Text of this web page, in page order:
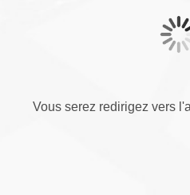
Vous serez redirigez vers